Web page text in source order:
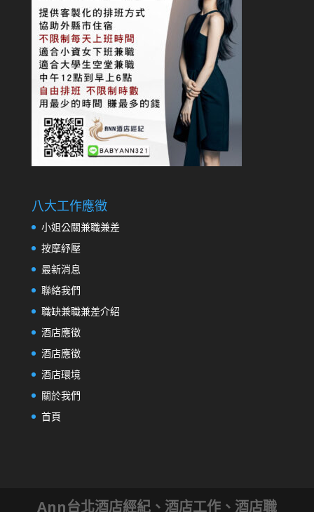
八大工作應徵
小姐公關兼職兼差
按摩紓壓
最新消息
聯絡我們
職缺兼職兼差介紹
酒店應徵
酒店應徵
酒店環境
關於我們
首頁
Ann台北酒店經紀、酒店工作、酒店職